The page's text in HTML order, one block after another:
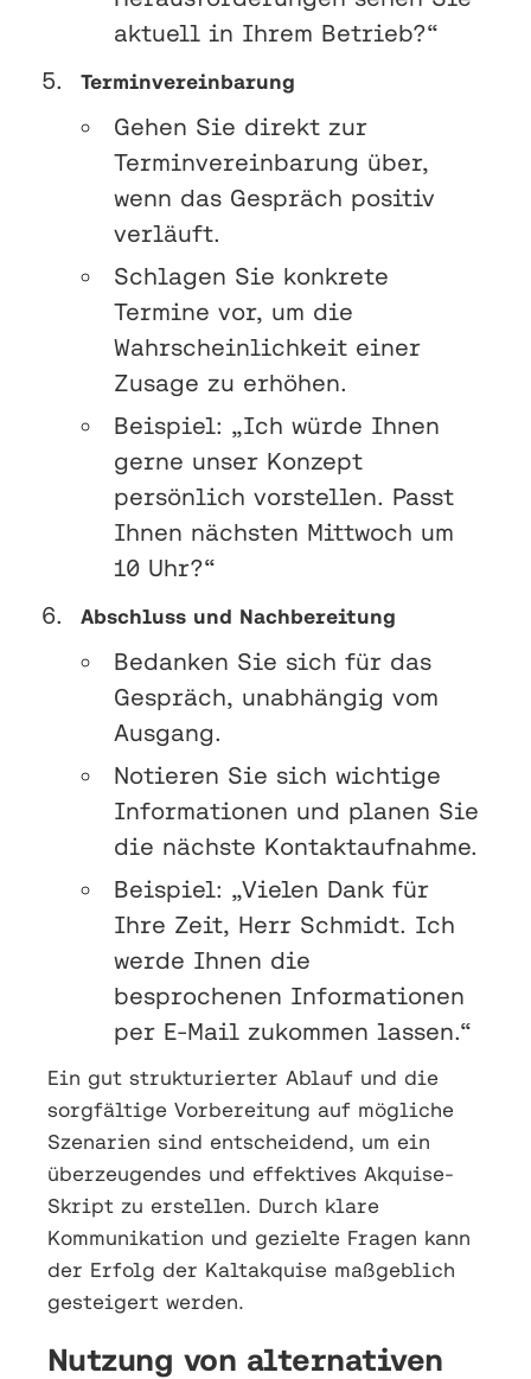
aktuell in Ihrem Betrieb?“
Terminvereinbarung
Gehen Sie direkt zur
Terminvereinbarung über,
wenn das Gespräch positiv
verläuft.
Schlagen Sie konkrete
Termine vor, um die
Wahrscheinlichkeit einer
Zusage zu erhöhen.
Beispiel: „Ich würde Ihnen
gerne unser Konzept
persönlich vorstellen. Passt
Ihnen nächsten Mittwoch um
10 Uhr?“
Abschluss und Nachbereitung
Bedanken Sie sich für das
Gespräch, unabhängig vom
Ausgang.
Notieren Sie sich wichtige
Informationen und planen Sie
die nächste Kontaktaufnahme.
Beispiel: „Vielen Dank für
Ihre Zeit, Herr Schmidt. Ich
werde Ihnen die
besprochenen Informationen
per E-Mail zukommen lassen.“
Ein gut strukturierter Ablauf und die
sorgfältige Vorbereitung auf mögliche
Szenarien sind entscheidend, um ein
überzeugendes und effektives Akquise-
Skript zu erstellen. Durch klare
Kommunikation und gezielte Fragen kann
der Erfolg der Kaltakquise maßgeblich
gesteigert werden.
Nutzung von alternativen